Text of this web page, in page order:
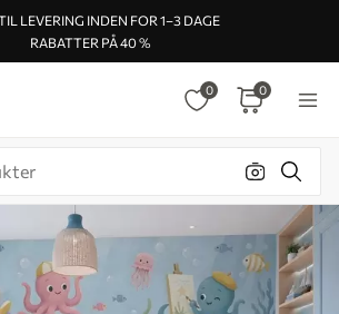
LEVERING INDEN FOR 1–3 DAGE
RABATTER PÅ 40 %
0 0